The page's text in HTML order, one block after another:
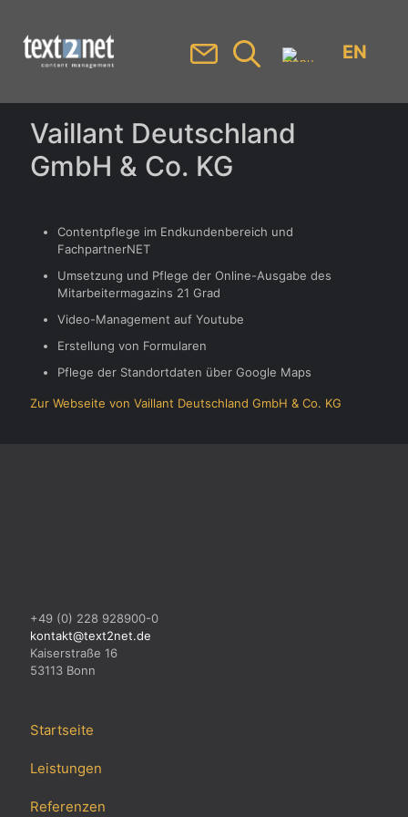
EN
Vaillant Deutschland
GmbH & Co. KG
Contentpflege im Endkundenbereich und
FachpartnerNET
Umsetzung und Pflege der Online-Ausgabe des
Mitarbeitermagazins 21 Grad
Video-Management auf Youtube
Erstellung von Formularen
Pflege der Standortdaten über Google Maps
Zur Webseite von Vaillant Deutschland GmbH & Co. KG
+49 (0) 228 928900-0
kontakt@text2net.de
Kaiserstraße 16
53113 Bonn
Startseite
Leistungen
Referenzen